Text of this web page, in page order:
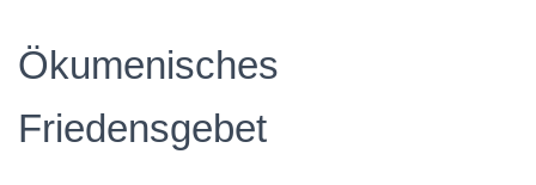
Ökumenisches
Friedensgebet